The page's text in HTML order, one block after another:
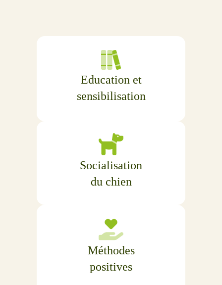
Education et
sensibilisation
Socialisation
du chien
Méthodes
positives